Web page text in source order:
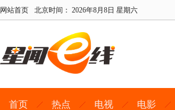
网站首页 北京时间： 2026年8月8日 星期六
首页 热点 电视 电影